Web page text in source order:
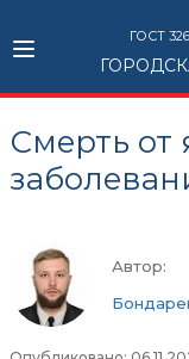
ГОСТ
Смерть от
Автор: